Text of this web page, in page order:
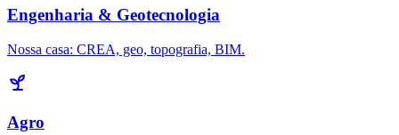
Engenharia & Geotecnologia
Nossa casa: CREA, geo, topografia, BIM.
Agro